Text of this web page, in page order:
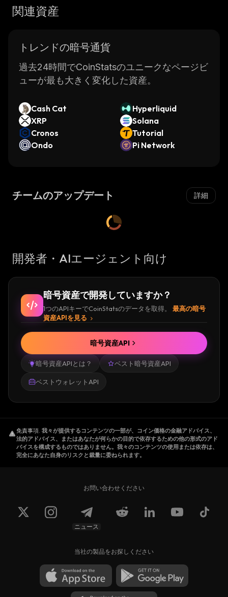
関連資産
トレンドの暗号通貨
過去24時間でCoinStatsのユニークなページビ
ューが最も大きく変化した資産。
Cash Cat
Hyperliquid
XRP
Solana
Cronos
Tutorial
Ondo
Pi Network
チームのアップデート 詳細
開発者・AIエージェント向け
暗号資産で開発していますか？
1つのAPIキーでCoinStatsのデータを取得。
最高の暗号
資産APIを見る
暗号資産APIとは？ ベスト暗号資産API
ベストウォレットAPI
暗号資産API
免責事項. 我々が提供するコンテンツの一部が、コイン価格の金融アドバイス、
法的アドバイス、またはあなたが何らかの目的で依存するための他の形式のアド
バイスを構成するものではありません。我々のコンテンツの使用または依存は、
完全にあなた自身のリスクと裁量に委ねられます。
お問い合わせください
ニュース
当社の製品をお探しください